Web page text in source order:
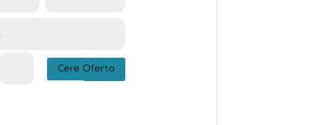
Cere Oferta